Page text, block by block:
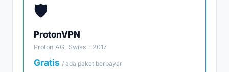
🛡️
ProtonVPN
Proton AG, Swiss · 2017
Gratis / ada paket berbayar